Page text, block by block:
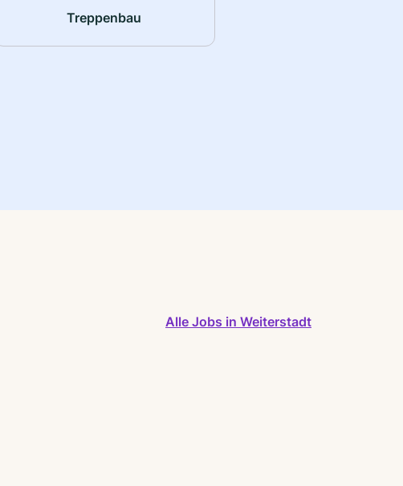
Treppenbau
Alle Jobs in Weiterstadt